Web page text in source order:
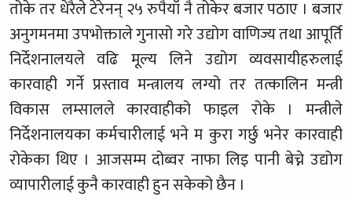
तोके तर धेरैले टेरेनन् २५ रुपैयाँ नै तोकेर बजार पठाए । बजार
अनुगमनमा उपभोक्ताले गुनासो गरे उद्योग वाणिज्य तथा आपूर्ति
निर्देशनालयले वढि मूल्य लिने उद्योग व्यवसायीहरुलाई
कारवाही गर्ने प्रस्ताव मन्त्रालय लग्यो तर तत्कालिन मन्त्री
विकास लम्सालले कारवाहीको फाइल रोके । मन्त्रीले
निर्देशनालयका कर्मचारीलाई भने म कुरा गर्छु भनेर कारवाही
रोकेका थिए । आजसम्म दोब्वर नाफा लिइ पानी बेच्ने उद्योग
व्यापारीलाई कुनै कारवाही हुन सकेको छैन ।